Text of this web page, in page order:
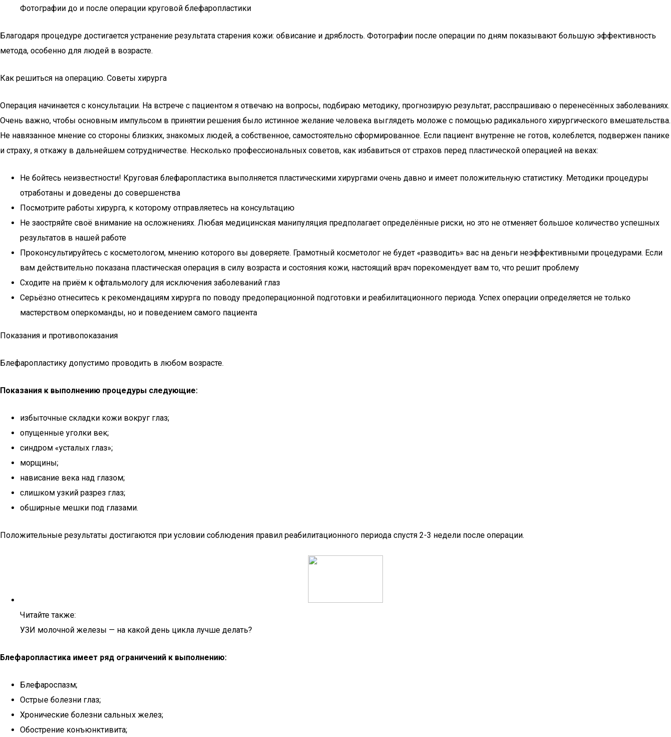
Фотографии до и после операции круговой блефаропластики
Благодаря процедуре достигается устранение результата старения кожи: обвисание и дряблость. Фотографии после операции по дням показывают большую эффективность
метода, особенно для людей в возрасте.
Как решиться на операцию. Советы хирурга
Операция начинается с консультации. На встрече с пациентом я отвечаю на вопросы, подбираю методику, прогнозирую результат, расспрашиваю о перенесённых заболеваниях.
Очень важно, чтобы основным импульсом в принятии решения было истинное желание человека выглядеть моложе с помощью радикального хирургического вмешательства.
Не навязанное мнение со стороны близких, знакомых людей, а собственное, самостоятельно сформированное. Если пациент внутренне не готов, колеблется, подвержен панике
и страху, я откажу в дальнейшем сотрудничестве. Несколько профессиональных советов, как избавиться от страхов перед пластической операцией на веках:
Не бойтесь неизвестности! Круговая блефаропластика выполняется пластическими хирургами очень давно и имеет положительную статистику. Методики процедуры
отработаны и доведены до совершенства
Посмотрите работы хирурга, к которому отправляетесь на консультацию
Не заостряйте своё внимание на осложнениях. Любая медицинская манипуляция предполагает определённые риски, но это не отменяет большое количество успешных
результатов в нашей работе
Проконсультируйтесь с косметологом, мнению которого вы доверяете. Грамотный косметолог не будет «разводить» вас на деньги неэффективными процедурами. Если
вам действительно показана пластическая операция в силу возраста и состояния кожи, настоящий врач порекомендует вам то, что решит проблему
Сходите на приём к офтальмологу для исключения заболеваний глаз
Серьёзно отнеситесь к рекомендациям хирурга по поводу предоперационной подготовки и реабилитационного периода. Успех операции определяется не только
мастерством оперкоманды, но и поведением самого пациента
Показания и противопоказания
Блефаропластику допустимо проводить в любом возрасте.
Показания к выполнению процедуры следующие:
избыточные складки кожи вокруг глаз;
опущенные уголки век;
синдром «усталых глаз»;
морщины;
нависание века над глазом;
слишком узкий разрез глаз;
обширные мешки под глазами.
Положительные результаты достигаются при условии соблюдения правил реабилитационного периода спустя 2-3 недели после операции.
Читайте также:
УЗИ молочной железы — на какой день цикла лучше делать?
Блефаропластика имеет ряд ограничений к выполнению:
Блефароспазм;
Острые болезни глаз;
Хронические болезни сальных желез;
Обострение конъюнктивита;